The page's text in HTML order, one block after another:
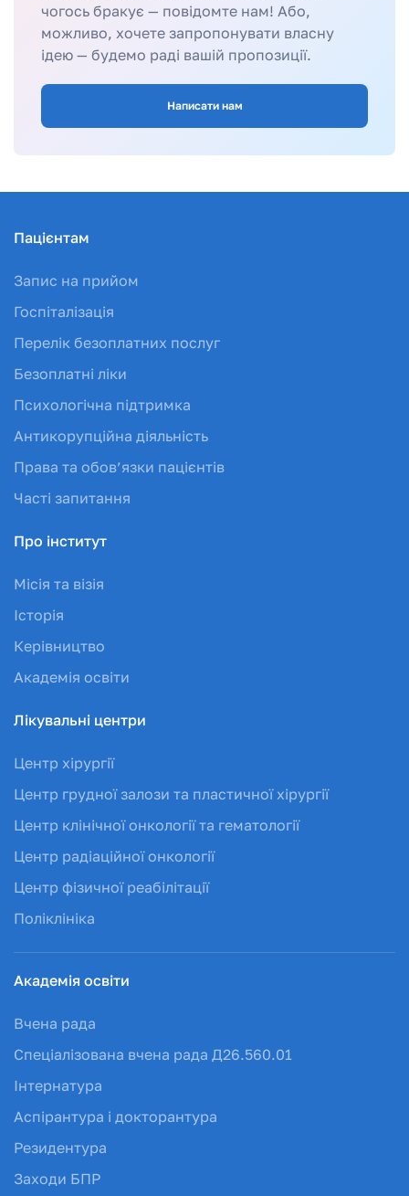
чогось бракує — повідомте нам! Або,
можливо, хочете запропонувати власну
ідею — будемо раді вашій пропозиції.
Написати нам
Пацієнтам
Запис на прийом
Госпіталізація
Перелік безоплатних послуг
Безоплатні ліки
Психологічна підтримка
Антикорупційна діяльність
Права та обов’язки пацієнтів
Часті запитання
Про інститут
Місія та візія
Історія
Керівництво
Академія освіти
Лікувальні центри
Центр хірургії
Центр грудної залози та пластичної хірургії
Центр клінічної онкології та гематології
Центр радіаційної онкології
Центр фізичної реабілітації
Поліклініка
Академія освіти
Вчена рада
Спеціалізована вчена рада Д26.560.01
Інтернатура
Аспірантура і докторантура
Резидентура
Заходи БПР